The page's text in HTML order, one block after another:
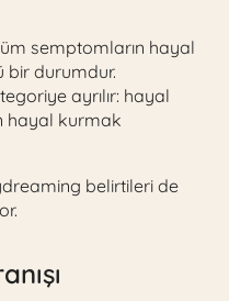
semptomların hayal
bir durumdur.
ayrılır: hayal
hayal kurmak
belirtileri de